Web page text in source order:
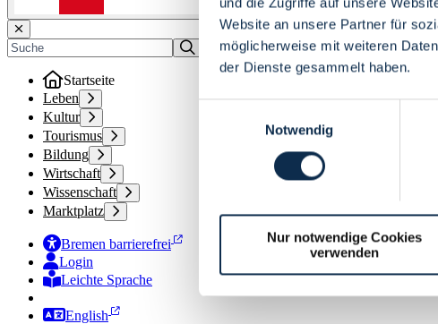
Website an unsere Partner für
möglicherweise mit weiteren
der Dienste gesammelt haben.
Notwendig
Nur notwendige Cookies
verwenden
Startseite
Leben
Kultur
Tourismus
Bildung
Wirtschaft
Wissenschaft
Marktplatz
Bremen barrierefrei
Login
Leichte Sprache
Zur Deutschen Gebärdensprache
English